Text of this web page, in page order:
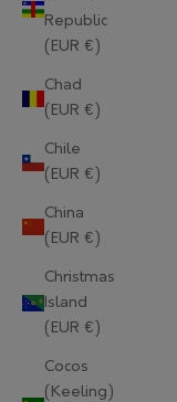
Republic
(EUR €)
Chad
(EUR €)
Chile
(EUR €)
China
(EUR €)
Christmas
Island
(EUR €)
Cocos
(Keeling)